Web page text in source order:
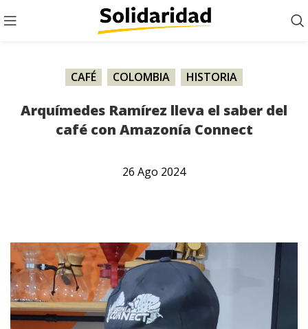
CAFÉ COLOMBIA HISTORIA
Arquímedes Ramírez lleva el saber del
café con Amazonía Connect
26 Ago 2024